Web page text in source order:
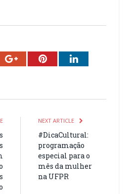
Google+PinterestLinkedIn
NEXT ARTICLE
#DicaCultural:
programação
especial para o
mês da mulher
na UFPR